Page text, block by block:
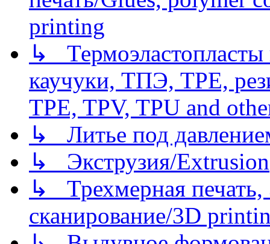
printing
↳
каучуки, ТПЭ, TPE,
TPE, TPV, TPU and
↳ Литье под
↳ Экструзия/Extrusion
↳ Трехмерная
сканирование/3D